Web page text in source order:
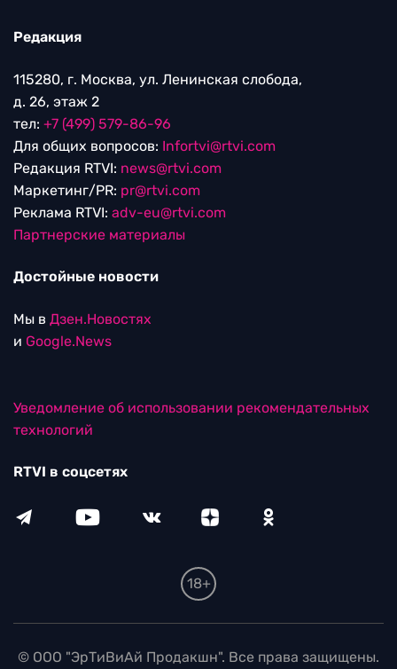
Редакция
115280, г. Москва, ул. Ленинская слобода,
д. 26, этаж 2
тел: +7 (499) 579-86-96
Для общих вопросов: Infortvi@rtvi.com
Редакция RTVI: news@rtvi.com
Маркетинг/PR: pr@rtvi.com
Реклама RTVI: adv-eu@rtvi.com
Партнерские материалы
Достойные новости
Мы в Дзен.Новостях
и Google.News
Уведомление об использовании рекомендательных
технологий
RTVI в соцсетях
18+
© ООО "ЭрТиВиАй Продакшн". Все права защищены.